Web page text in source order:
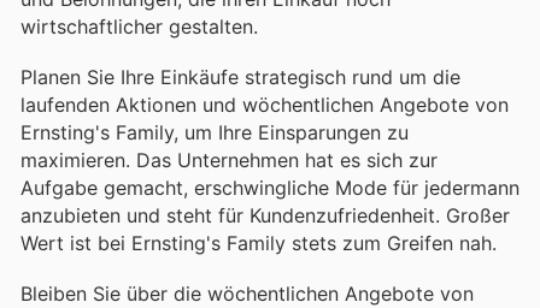
wirtschaftlicher gestalten.
Planen Sie Ihre Einkäufe strategisch rund um die
laufenden Aktionen und wöchentlichen Angebote von
Ernsting's Family, um Ihre Einsparungen zu
maximieren. Das Unternehmen hat es sich zur
Aufgabe gemacht, erschwingliche Mode für jedermann
anzubieten und steht für Kundenzufriedenheit. Großer
Wert ist bei Ernsting's Family stets zum Greifen nah.
Bleiben Sie über die wöchentlichen Angebote von